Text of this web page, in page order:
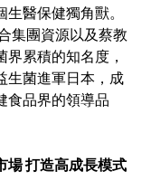
醫保健獨角獸。
集團資源以及蔡教
累積的知名度，
生菌進軍日本，成
食品界的領導品
場 打造高成長模式